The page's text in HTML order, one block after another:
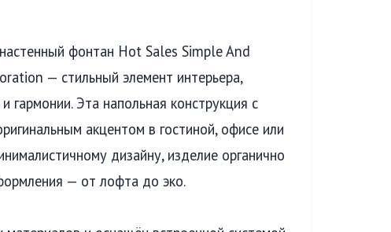
фонтан Hot Sales Simple And
— стильный элемент интерьера,
Эта напольная конструкция с
акцентом в гостиной, офисе или
дизайну, изделие органично
— от лофта до эко.